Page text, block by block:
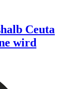
Ceuta
wird